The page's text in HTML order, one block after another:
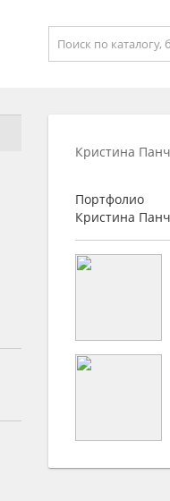
Кристина
Портфолио
Кристина